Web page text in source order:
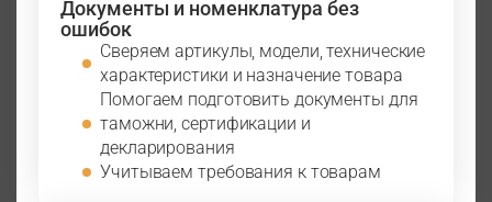
Документы и номенклатура без
ошибок
Сверяем артикулы, модели, технические
характеристики и назначение товара
Помогаем подготовить документы для
таможни, сертификации и
декларирования
Учитываем требования к товарам